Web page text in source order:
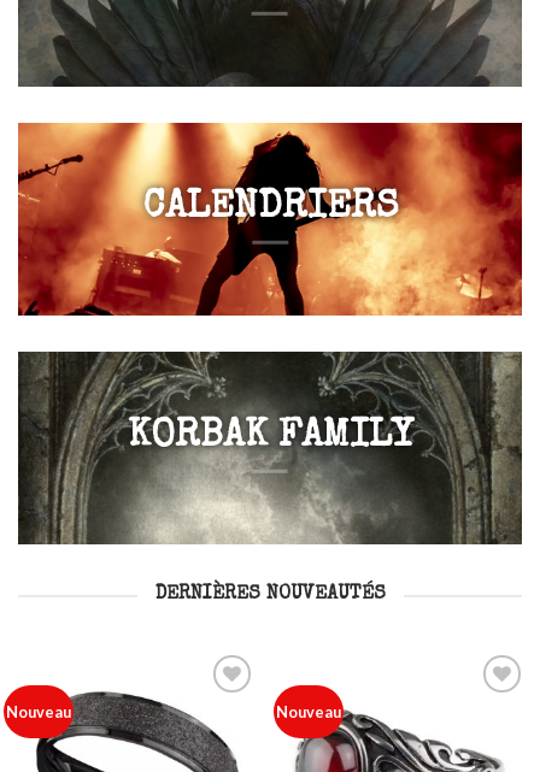
CALENDRIERS
KORBAK FAMILY
DERNIÈRES NOUVEAUTÉS
Nouveau
à ma
liste
Nouveau